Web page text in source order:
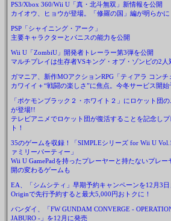
PS3/Xbox 360/Wii U「真・北斗無双」新情報を公開
カイオウ、ヒョウが登場。「修羅の国」編が明らかに
PSP「シャイニング・アーク」
主要キャラクターとパニスの能力を公開
Wii U「ZombiU」開発者トレーラー第3弾を公開
マルチプレイは生存者VSキング・オブ・ゾンビの2人
ガマニア、新作MOアクションRPG「ティアラ コンチ
カワイイ＋“戦闘の楽しさ”に焦点。今冬サービス開始
「ポケモンブラック２・ホワイト２」にロケット団の
が登場!!
テレビアニメでロケット団が復活することを記念しプ
ト！
35のゲームを収録！「SIMPLEシリーズ for Wii U
ァミリーパーティー」
Wii U GamePadを持ったプレーヤーと持たないプレー
開の変わるゲームも
EA、「シムシティ」早期予約キャンペーンを12月3
Originで先行予約すると最大5,000円おトクに！
バンダイ、「FW GUNDAM CONVERGE -
JABURO -」を12月に発売